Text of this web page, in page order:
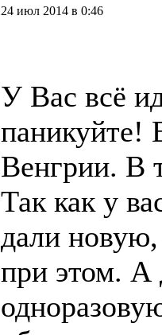
24 июл 2014 в 0:46
У Вас всё
паникуйте!
Венгрии. В
Так как у
дали
при этом. А